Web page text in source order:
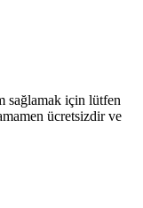
sağlamak için lütfen
ücretsizdir ve